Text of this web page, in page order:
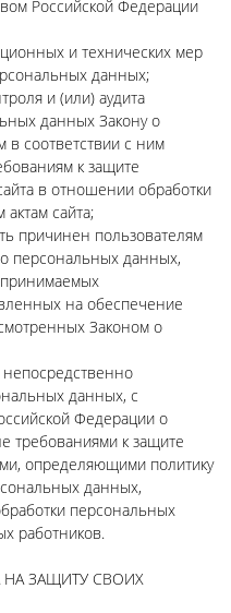
Российской Федерации
и технических мер
данных;
и (или) аудита
данных Закону о
соответствии с ним
к защите
в отношении обработки
сайта;
причинен пользователям
персональных данных,
на обеспечение
Законом о
непосредственно
данных, с
Федерации о
требованиями к защите
определяющими политику
данных,
персональных
работников.
НА ЗАЩИТУ СВОИХ